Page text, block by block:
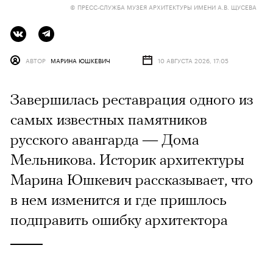
© ПРЕСС-СЛУЖБА МУЗЕЯ АРХИТЕКТУРЫ ИМЕНИ А.В. ЩУСЕВА
АВТОР МАРИНА ЮШКЕВИЧ 10 АВГУСТА 2026, 17:05
Завершилась реставрация одного из
самых известных памятников
русского авангарда — Дома
Мельникова. Историк архитектуры
Марина Юшкевич рассказывает, что
в нем изменится и где пришлось
подправить ошибку архитектора